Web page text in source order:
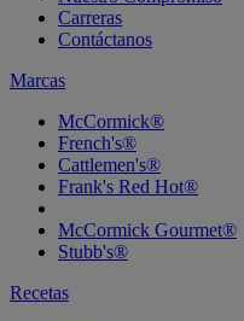
Carreras
Contáctanos
Marcas
McCormick®
French's®
Cattlemen's®
Frank's Red Hot®
McCormick Gourmet®
Stubb's®
Recetas